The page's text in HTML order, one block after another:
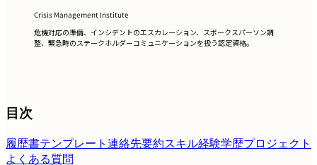
Crisis Management Institute
危機対応の準備、インシデントのエスカレーション、スポークスパーソン調
整、緊急時のステークホルダーコミュニケーションを扱う認定資格。
目次
履歴書テンプレート連絡先要約スキル経験学歴プロジェクト
よくある質問